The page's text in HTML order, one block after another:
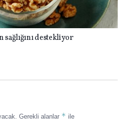
sağlığını destekliyor
Gerekli alanlar * ile